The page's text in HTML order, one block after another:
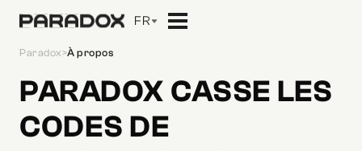
FR
Paradox>À propos
PARADOX CASSE LES
CODES DE